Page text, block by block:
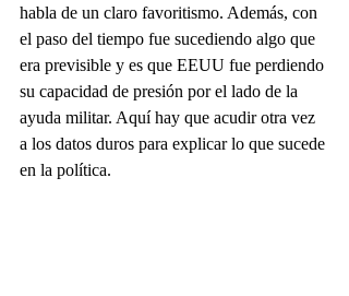
habla de un claro favoritismo. Además, con
el paso del tiempo fue sucediendo algo que
era previsible y es que EEUU fue perdiendo
su capacidad de presión por el lado de la
ayuda militar. Aquí hay que acudir otra vez
a los datos duros para explicar lo que sucede
en la política.